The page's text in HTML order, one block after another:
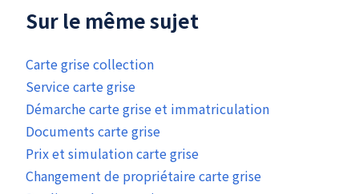
Sur le même sujet
Carte grise collection
Service carte grise
Démarche carte grise et immatriculation
Documents carte grise
Prix et simulation carte grise
Changement de propriétaire carte grise